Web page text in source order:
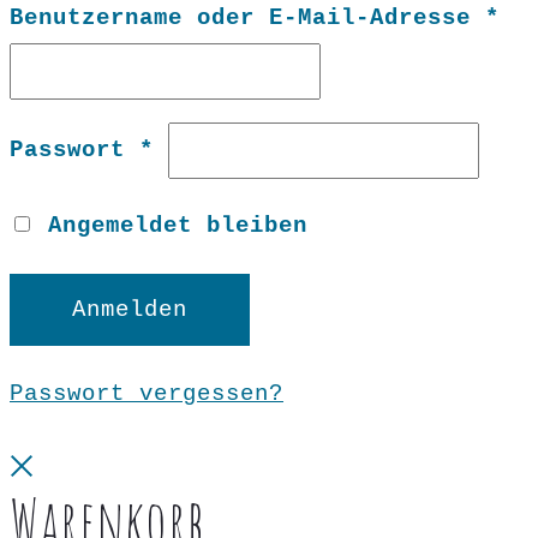
Benutzername oder E-Mail-Adresse *
Passwort *
Angemeldet bleiben
Anmelden
Passwort vergessen?
Warenkorb